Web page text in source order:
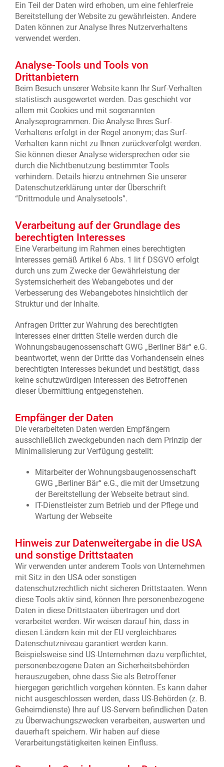
Ein Teil der Daten wird erhoben, um eine fehlerfreie
Bereitstellung der Website zu gewährleisten. Andere
Daten können zur Analyse Ihres Nutzerverhaltens
verwendet werden.
Analyse-Tools und Tools von
Drittanbietern
Beim Besuch unserer Website kann Ihr Surf-Verhalten
statistisch ausgewertet werden. Das geschieht vor
allem mit Cookies und mit sogenannten
Analyseprogrammen. Die Analyse Ihres Surf-
Verhaltens erfolgt in der Regel anonym; das Surf-
Verhalten kann nicht zu Ihnen zurückverfolgt werden.
Sie können dieser Analyse widersprechen oder sie
durch die Nichtbenutzung bestimmter Tools
verhindern. Details hierzu entnehmen Sie unserer
Datenschutzerklärung unter der Überschrift
“Drittmodule und Analysetools”.
Verarbeitung auf der Grundlage des
berechtigten Interesses
Eine Verarbeitung im Rahmen eines berechtigten
Interesses gemäß Artikel 6 Abs. 1 lit f DSGVO erfolgt
durch uns zum Zwecke der Gewährleistung der
Systemsicherheit des Webangebotes und der
Verbesserung des Webangebotes hinsichtlich der
Struktur und der Inhalte.
Anfragen Dritter zur Wahrung des berechtigten
Interesses einer dritten Stelle werden durch die
Wohnungsbaugenossenschaft GWG „Berliner Bär“ e.G.
beantwortet, wenn der Dritte das Vorhandensein eines
berechtigten Interesses bekundet und bestätigt, dass
keine schutzwürdigen Interessen des Betroffenen
dieser Übermittlung entgegenstehen.
Empfänger der Daten
Die verarbeiteten Daten werden Empfängern
ausschließlich zweckgebunden nach dem Prinzip der
Minimalisierung zur Verfügung gestellt:
Mitarbeiter der Wohnungsbaugenossenschaft
GWG „Berliner Bär“ e.G., die mit der Umsetzung
der Bereitstellung der Webseite betraut sind.
IT-Dienstleister zum Betrieb und der Pflege und
Wartung der Webseite
Hinweis zur Datenweitergabe in die USA
und sonstige Drittstaaten
Wir verwenden unter anderem Tools von Unternehmen
mit Sitz in den USA oder sonstigen
datenschutzrechtlich nicht sicheren Drittstaaten. Wenn
diese Tools aktiv sind, können Ihre personenbezogene
Daten in diese Drittstaaten übertragen und dort
verarbeitet werden. Wir weisen darauf hin, dass in
diesen Ländern kein mit der EU vergleichbares
Datenschutzniveau garantiert werden kann.
Beispielsweise sind US-Unternehmen dazu verpflichtet,
personenbezogene Daten an Sicherheitsbehörden
herauszugeben, ohne dass Sie als Betroffener
hiergegen gerichtlich vorgehen könnten. Es kann daher
nicht ausgeschlossen werden, dass US-Behörden (z. B.
Geheimdienste) Ihre auf US-Servern befindlichen Daten
zu Überwachungszwecken verarbeiten, auswerten und
dauerhaft speichern. Wir haben auf diese
Verarbeitungstätigkeiten keinen Einfluss.